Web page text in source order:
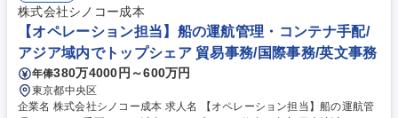
■船費（主に修繕）予算の立案・管理■保守整備・修繕工事の計画・立会■
船舶管理会社への管理(上記施策の精査)■部品・船用品調達ルートの確保
募集職種 【船舶工務監督補助】日本に数船のDPS船/平均勤続20年以上/未
経験から挑戦可能
株式会社シノコー成本
【オペレーション担当】船の運航管理・コンテナ手配/
アジア域内でトップシェア 貿易事務/国際事務/英文事務
年俸380万4000円～600万円
東京都中央区
企業名 株式会社シノコー成本 求人名 【オペレーション担当】船の運航管